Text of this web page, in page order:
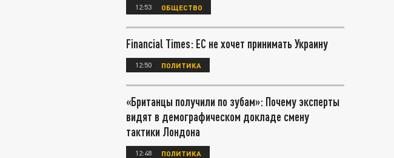
12:53 ОБЩЕСТВО
Financial Times: ЕС не хочет принимать Украину
12:50 ПОЛИТИКА
«Британцы получили по зубам»: Почему эксперты
видят в демографическом докладе смену
тактики Лондона
12:48 ПОЛИТИКА